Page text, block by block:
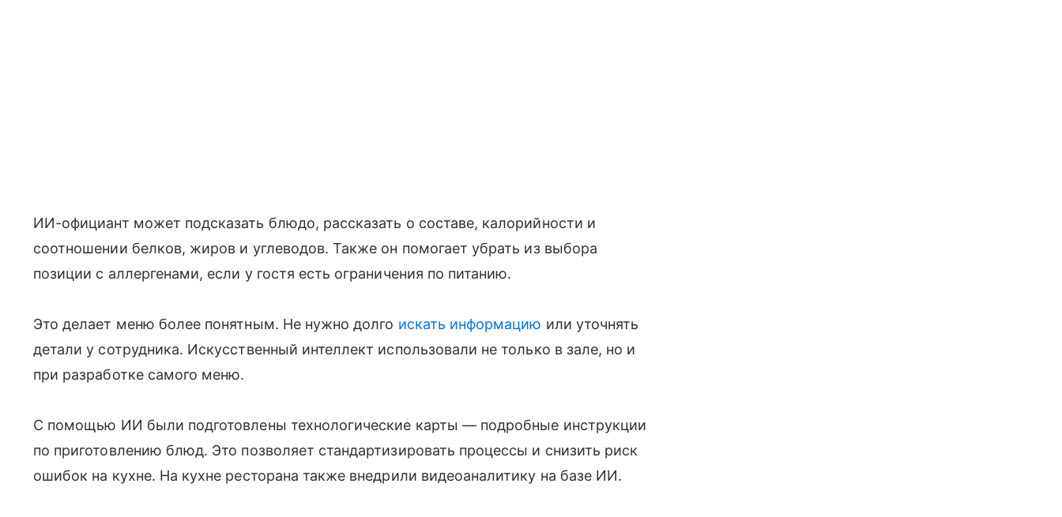
ИИ-официант может подсказать блюдо, рассказать о составе, калорийности и
соотношении белков, жиров и углеводов. Также он помогает убрать из выбора
позиции с аллергенами, если у гостя есть ограничения по питанию.
Это делает меню более понятным. Не нужно долго искать информацию или уточнять
детали у сотрудника. Искусственный интеллект использовали не только в зале, но и
при разработке самого меню.
С помощью ИИ были подготовлены технологические карты — подробные инструкции
по приготовлению блюд. Это позволяет стандартизировать процессы и снизить риск
ошибок на кухне. На кухне ресторана также внедрили видеоаналитику на базе ИИ.